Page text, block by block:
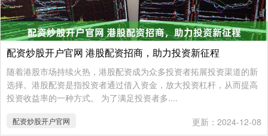
配资炒股开户官网 港股配资招商，助力投资新征程
随着港股市场持续火热，港股配资成为众多投资者拓展投资渠道的新
选择。港股配资是指投资者通过借入资金，放大投资杠杆，从而提高
投资收益率的一种方式。 为了满足投资者多....
配资炒股开户官网 更新：2024-12-08